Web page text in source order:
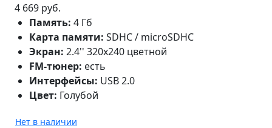
4 669 руб.
Память: 4 Гб
Карта памяти: SDHC / microSDHC
Экран: 2.4'' 320x240 цветной
FM-тюнер: есть
Интерфейсы: USB 2.0
Цвет: Голубой
Нет в наличии